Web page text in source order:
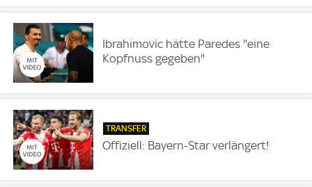
Ibrahimovic hätte Paredes "eine
Kopfnuss gegeben"
TRANSFER
Offiziell: Bayern-Star verlängert!